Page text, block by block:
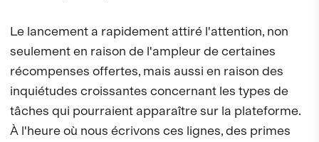
Le lancement a rapidement attiré l'attention, non
seulement en raison de l'ampleur de certaines
récompenses offertes, mais aussi en raison des
inquiétudes croissantes concernant les types de
tâches qui pourraient apparaître sur la plateforme.
À l'heure où nous écrivons ces lignes, des primes